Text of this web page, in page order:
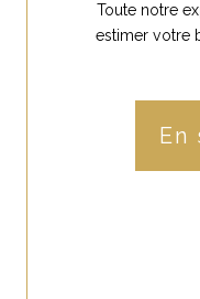
Toute notre
estimer votre
En